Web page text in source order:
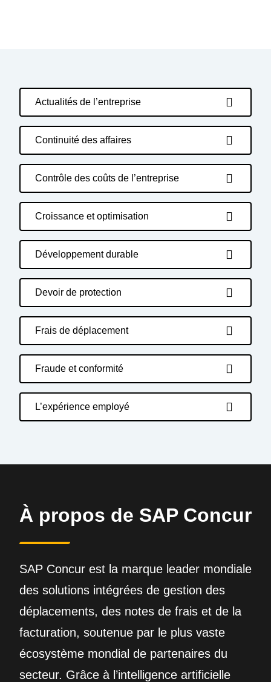
Actualités de l’entreprise
Continuité des affaires
Contrôle des coûts de l’entreprise
Croissance et optimisation
Développement durable
Devoir de protection
Frais de déplacement
Fraude et conformité
L’expérience employé
À propos de SAP Concur
SAP Concur est la marque leader mondiale
des solutions intégrées de gestion des
déplacements, des notes de frais et de la
facturation, soutenue par le plus vaste
écosystème mondial de partenaires du
secteur. Grâce à l’intelligence artificielle